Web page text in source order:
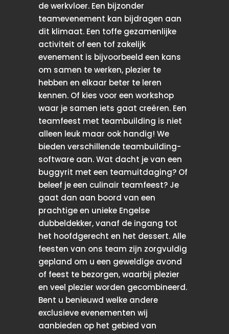
de werkvloer. Een bijzonder
teamevenement kan bijdragen aan
dit klimaat. Een toffe gezamenlijke
activiteit of een tof zakelijk
evenement is bijvoorbeeld een kans
om samen te werken, plezier te
hebben en elkaar beter te leren
kennen. Of kies voor een workshop
waar je samen iets gaat creëren. Een
teamfeest met teambuilding is niet
alleen leuk maar ook handig! We
bieden verschillende teambuilding-
software aan. Wat dacht je van een
buggyrit met een teamuitdaging? Of
beleef je een culinair teamfeest? Je
gaat dan aan boord van een
prachtige en unieke Engelse
dubbeldekker, vanaf de ingang tot
het hoofdgerecht en het dessert. Alle
feesten van ons team zijn zorgvuldig
gepland om u een geweldige avond
of feest te bezorgen, waarbij plezier
en veel plezier worden gecombineerd.
Bent u benieuwd welke andere
exclusieve evenementen wij
aanbieden op het gebied van